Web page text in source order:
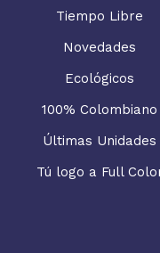
Tiempo Libre
Novedades
Ecológicos
100% Colombiano
Últimas Unidades
Tú logo a Full